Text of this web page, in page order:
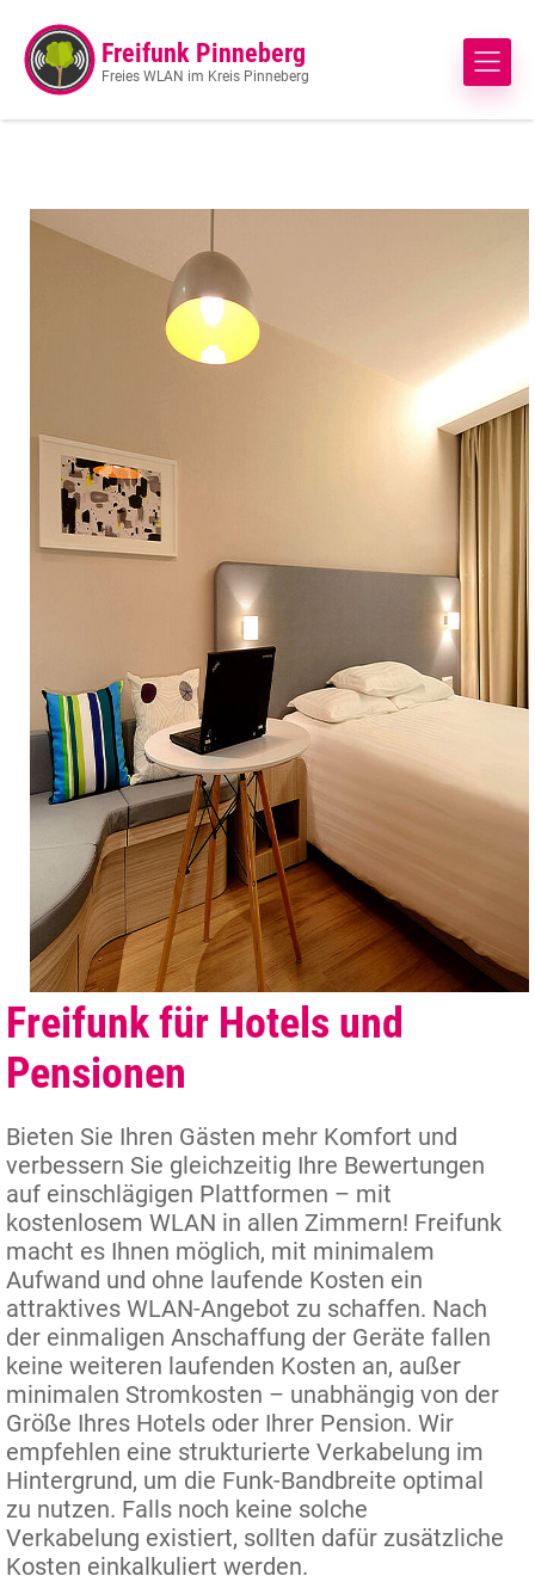
Freifunk Pinneberg
Freies WLAN im Kreis Pinneberg
Freifunk für Hotels und
Pensionen
Bieten Sie Ihren Gästen mehr Komfort und
verbessern Sie gleichzeitig Ihre Bewertungen
auf einschlägigen Plattformen – mit
kostenlosem WLAN in allen Zimmern! Freifunk
macht es Ihnen möglich, mit minimalem
Aufwand und ohne laufende Kosten ein
attraktives WLAN-Angebot zu schaffen. Nach
der einmaligen Anschaffung der Geräte fallen
keine weiteren laufenden Kosten an, außer
minimalen Stromkosten – unabhängig von der
Größe Ihres Hotels oder Ihrer Pension. Wir
empfehlen eine strukturierte Verkabelung im
Hintergrund, um die Funk-Bandbreite optimal
zu nutzen. Falls noch keine solche
Verkabelung existiert, sollten dafür zusätzliche
Kosten einkalkuliert werden.